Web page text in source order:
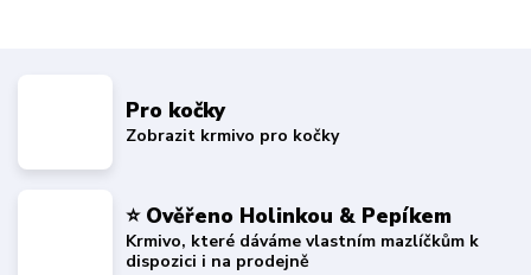
Pro kočky
Zobrazit krmivo pro kočky
⭐ Ověřeno Holinkou & Pepíkem
Krmivo, které dáváme vlastním mazlíčkům k
dispozici i na prodejně